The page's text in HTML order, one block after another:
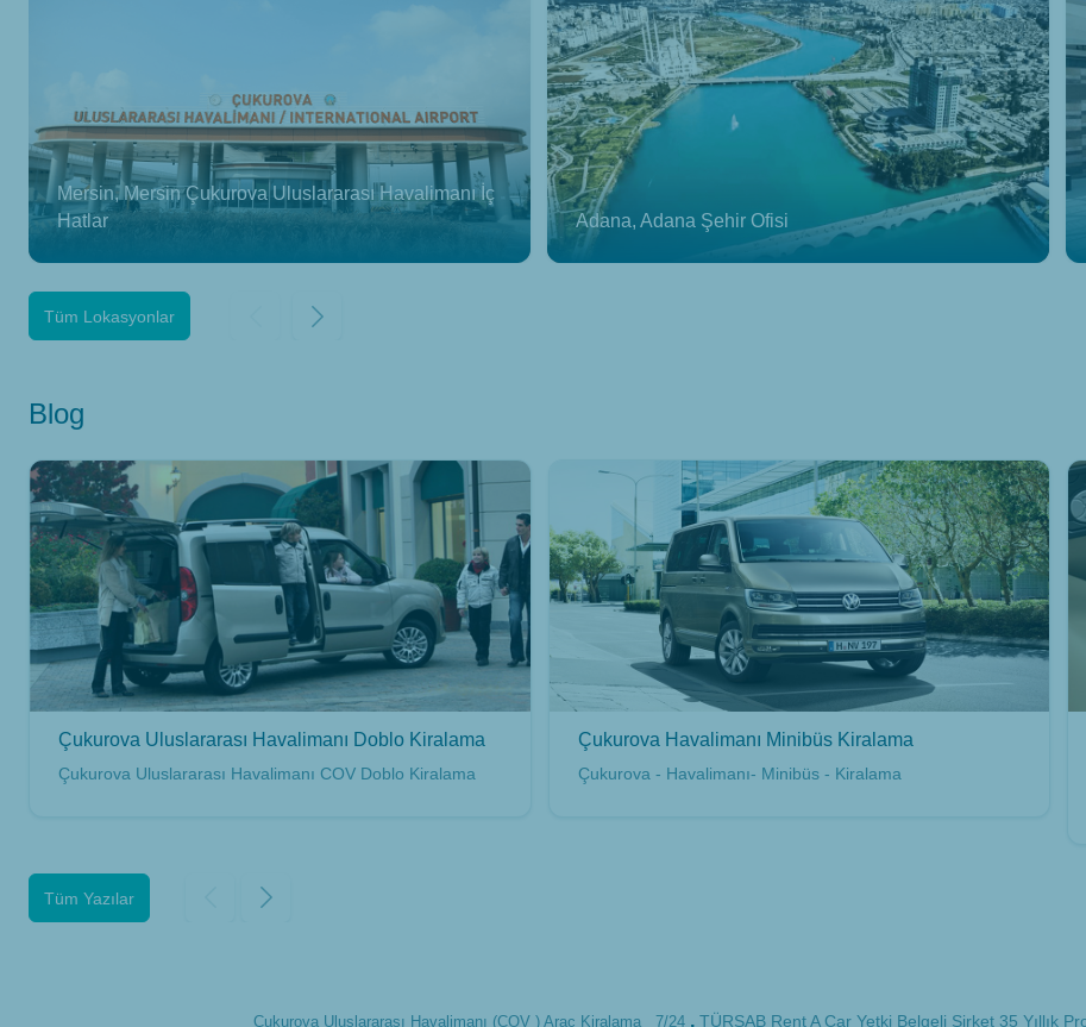
Mersin, Mersin Çukurova Uluslararası Havalimanı İç
Hatlar
Adana, Adana Şehir Ofisi
Tüm Lokasyonlar
Blog
Çukurova Uluslararası Havalimanı Doblo Kiralama
Çukurova Uluslararası Havalimanı COV Doblo Kiralama
Çukurova Havalimanı Minibüs Kiralama
Çukurova - Havalimanı- Minibüs - Kiralama
Tüm Yazılar
Çukurova Uluslararası Havalimanı (COV ) Araç Kiralama 7/24 ,TÜRSAB Rent A Car Yetki Belgeli Şirket 35 Yıllık